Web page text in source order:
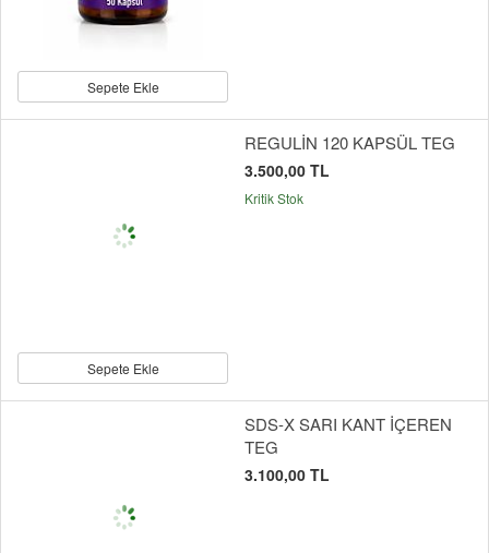
Sepete Ekle
Sepete Ekle
REGULİN 120 KAPSÜL TEG
3.500,00 TL
Kritik Stok
SDS-X SARI KANT İÇEREN
TEG
3.100,00 TL